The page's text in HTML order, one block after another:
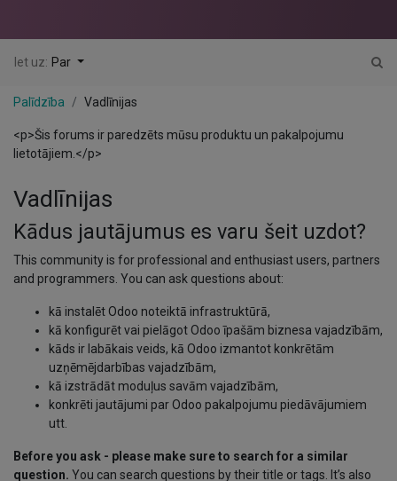
Iet uz: Par
Palīdzība Vadlīnijas
<p>Šis forums ir paredzēts mūsu produktu un pakalpojumu
lietotājiem.</p>
Vadlīnijas
Kādus jautājumus es varu šeit uzdot?
This community is for professional and enthusiast users, partners
and programmers. You can ask questions about:
kā instalēt Odoo noteiktā infrastruktūrā,
kā konfigurēt vai pielāgot Odoo īpašām biznesa vajadzībām,
kāds ir labākais veids, kā Odoo izmantot konkrētām
uzņēmējdarbības vajadzībām,
kā izstrādāt moduļus savām vajadzībām,
konkrēti jautājumi par Odoo pakalpojumu piedāvājumiem
utt.
Before you ask - please make sure to search for a similar
question. You can search questions by their title or tags. It’s also